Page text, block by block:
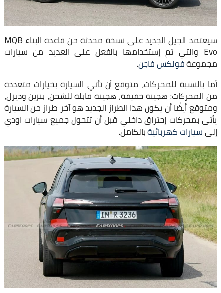
سيعتمد الجيل الجديد على نسخة محدثة من قاعدة البناء MQB
Evo والتي تم إستخدامها بالفعل على العديد من سيارات
مجموعةفولكس فاجن.
أما بالنسبة للمحركات، متوقع أن تأتي السيارة بخيارات متعددة
من المحركات: هجينة خفيفة، هجينة قابلة للشحن، بنزين وديزل،
ومتوقع أيضًا أن يكون هذا الطراز الجديد هو آخر طراز من السيارة
يأتى بمحركات إحتراق داخلي قبل أن تتحول جميع سيارات اودي
إلىسيارات كهربائيةبالكامل.